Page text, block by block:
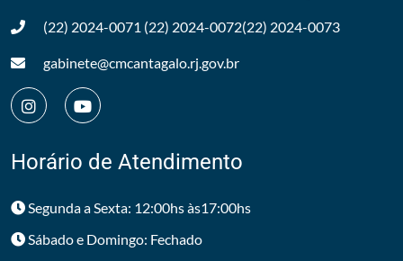
(22) 2024-0071 (22) 2024-0072(22) 2024-0073
gabinete@cmcantagalo.rj.gov.br
Horário de Atendimento
Segunda a Sexta: 12:00hs às17:00hs
Sábado e Domingo: Fechado